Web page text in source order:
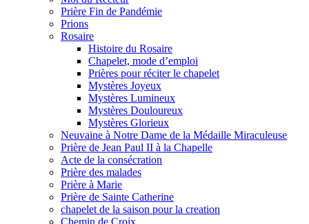
Prière Fin de Pandémie
Prions
Rosaire
Histoire du Rosaire
Chapelet, mode d’emploi
Prières pour réciter le chapelet
Mystères Joyeux
Mystères Lumineux
Mystères Douloureux
Mystères Glorieux
Neuvaine à Notre Dame de la Médaille Miraculeuse
Prière de Jean Paul II à la Chapelle
Acte de la consécration
Prière des malades
Prière à Marie
Prière de Sainte Catherine
chapelet de la saison pour la creation
Chemin de Croix